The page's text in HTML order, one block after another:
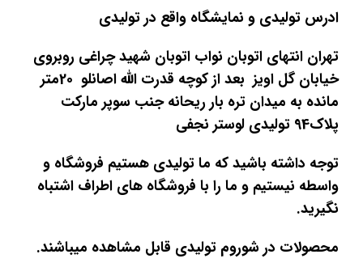
ادرس تولیدی و نمایشگاه واقع در تولیدی
تهران انتهای اتوبان نواب اتوبان شهید چراغی روبروی
خیابان گل اویز بعد از کوچه قدرت الله اصانلو 20متر
مانده به میدان تره بار ریحانه جنب سوپر مارکت
پلاک94 تولیدی لوستر نجفی
توجه داشته باشید که ما تولیدی هستیم فروشگاه و
واسطه نیستیم و ما را با فروشگاه های اطراف اشتباه
نگیرید.
محصولات در شوروم تولیدی قابل مشاهده میباشند.